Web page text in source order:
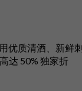
优质清酒、新鲜
达 50% 独家折